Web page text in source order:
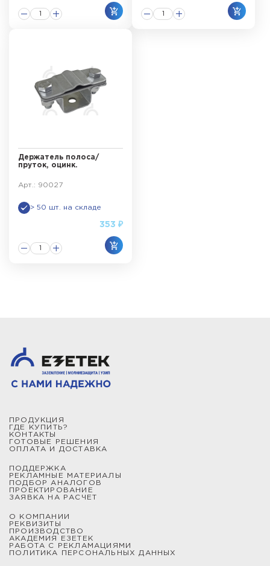
Держатель полоса/
пруток, оцинк.
Арт.: 90027
> 50 шт. на складе
353 ₽
ПРОДУКЦИЯ
ГДЕ КУПИТЬ?
КОНТАКТЫ
ГОТОВЫЕ РЕШЕНИЯ
ОПЛАТА И ДОСТАВКА
ПОДДЕРЖКА
РЕКЛАМНЫЕ МАТЕРИАЛЫ
ПОДБОР АНАЛОГОВ
ПРОЕКТИРОВАНИЕ
ЗАЯВКА НА РАСЧЕТ
О КОМПАНИИ
РЕКВИЗИТЫ
ПРОИЗВОДСТВО
АКАДЕМИЯ ЕЗЕТЕК
РАБОТА С РЕКЛАМАЦИЯМИ
ПОЛИТИКА ПЕРСОНАЛЬНЫХ ДАННЫХ